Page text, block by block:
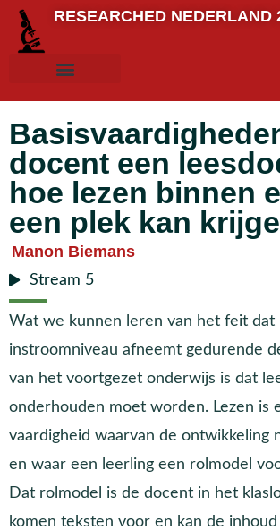
RESEARCHED NEDERLAND
docent een
hoe lezen binnen
een plek kan
Manon Biemans
Stream 5
Wat we kunnen leren van het feit dat
instroomniveau afneemt gedurende
van het voortgezet onderwijs is dat
onderhouden moet worden. Lezen is
vaardigheid waarvan de ontwikkeling
en waar een leerling een rolmodel
Dat rolmodel is de docent in het
komen teksten voor en kan de